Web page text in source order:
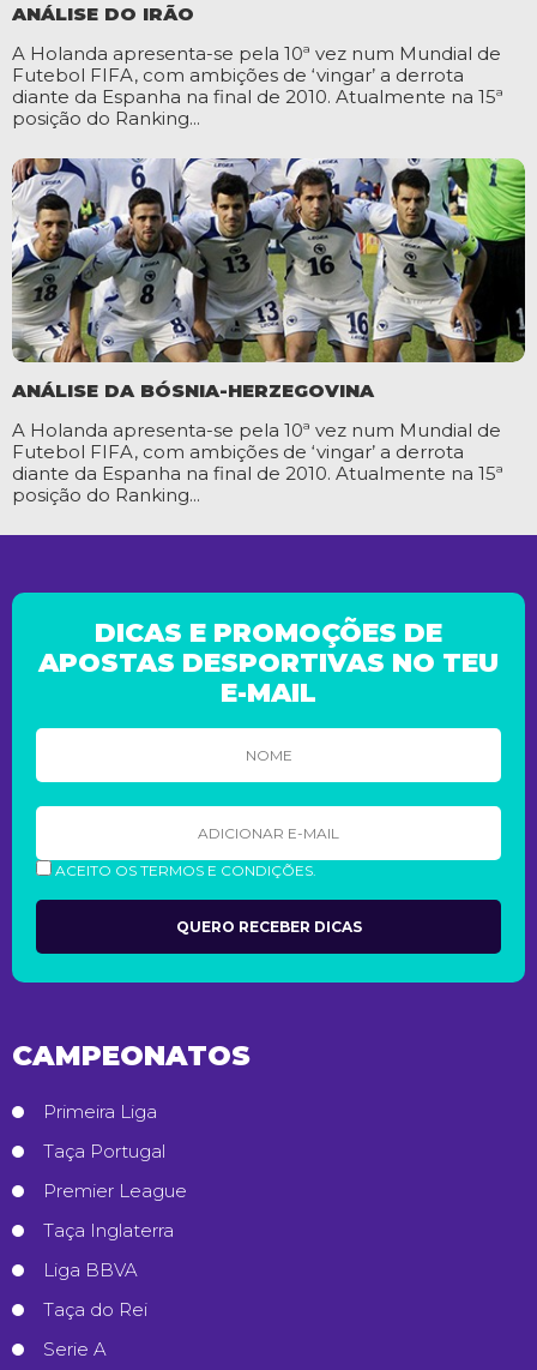
ANÁLISE DO IRÃO
A Holanda apresenta-se pela 10ª vez num Mundial de
Futebol FIFA, com ambições de ‘vingar’ a derrota
diante da Espanha na final de 2010. Atualmente na 15ª
posição do Ranking...
ANÁLISE DA BÓSNIA-HERZEGOVINA
A Holanda apresenta-se pela 10ª vez num Mundial de
Futebol FIFA, com ambições de ‘vingar’ a derrota
diante da Espanha na final de 2010. Atualmente na 15ª
posição do Ranking...
DICAS E PROMOÇÕES DE
APOSTAS DESPORTIVAS NO TEU
E-MAIL
ACEITO OS TERMOS E CONDIÇÕES.
CAMPEONATOS
Primeira Liga
Taça Portugal
Premier League
Taça Inglaterra
Liga BBVA
Taça do Rei
Serie A